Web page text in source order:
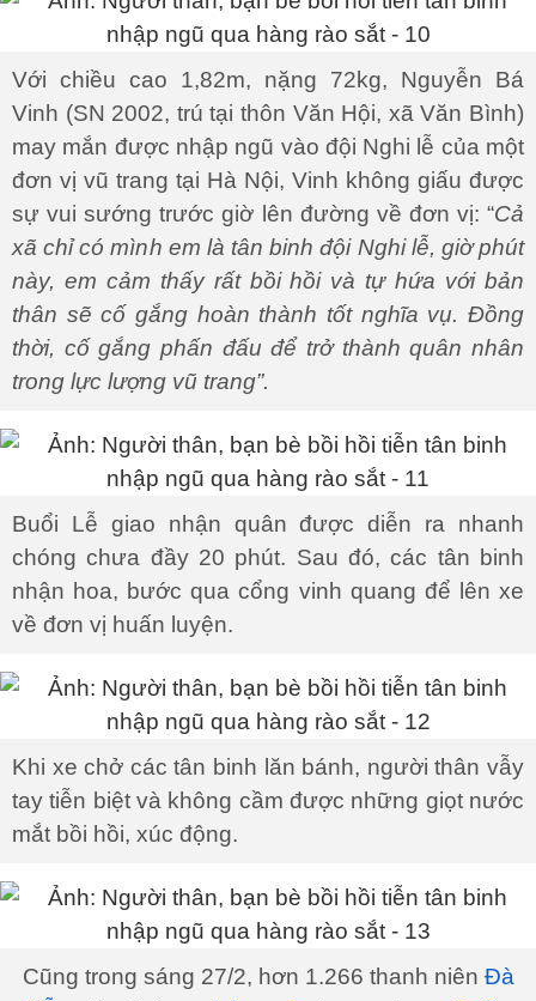
Với chiều cao 1,82m, nặng 72kg, Nguyễn Bá
Vinh (SN 2002, trú tại thôn Văn Hội, xã Văn Bình)
may mắn được nhập ngũ vào đội Nghi lễ của một
đơn vị vũ trang tại Hà Nội, Vinh không giấu được
sự vui sướng trước giờ lên đường về đơn vị: “Cả
xã chỉ có mình em là tân binh đội Nghi lễ, giờ phút
này, em cảm thấy rất bồi hồi và tự hứa với bản
thân sẽ cố gắng hoàn thành tốt nghĩa vụ. Đồng
thời, cố gắng phấn đấu để trở thành quân nhân
trong lực lượng vũ trang”.
Buổi Lễ giao nhận quân được diễn ra nhanh
chóng chưa đầy 20 phút. Sau đó, các tân binh
nhận hoa, bước qua cổng vinh quang để lên xe
về đơn vị huấn luyện.
Khi xe chở các tân binh lăn bánh, người thân vẫy
tay tiễn biệt và không cầm được những giọt nước
mắt bồi hồi, xúc động.
Cũng trong sáng 27/2, hơn 1.266 thanh niên Đà